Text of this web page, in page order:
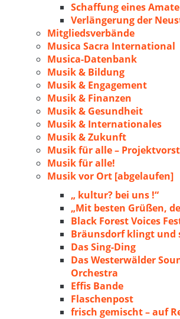
Schaffung eines
Verlängerung der
Mitgliedsverbände
Musica Sacra International
Musica-Datenbank
Musik & Bildung
Musik & Engagement
Musik & Finanzen
Musik & Gesundheit
Musik & Internationales
Musik & Zukunft
Musik für alle –
Musik für alle!
Musik vor Ort [abgelaufen]
„ kultur? bei uns !“
„Mit besten Grüßen,
Black Forest Voices
Bräunsdorf klingt und
Das Sing-Ding
Das Westerwälder
Orchestra
Effis Bande
Flaschenpost
frisch gemischt – auf